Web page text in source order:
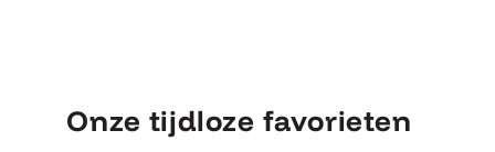
Onze tijdloze favorieten